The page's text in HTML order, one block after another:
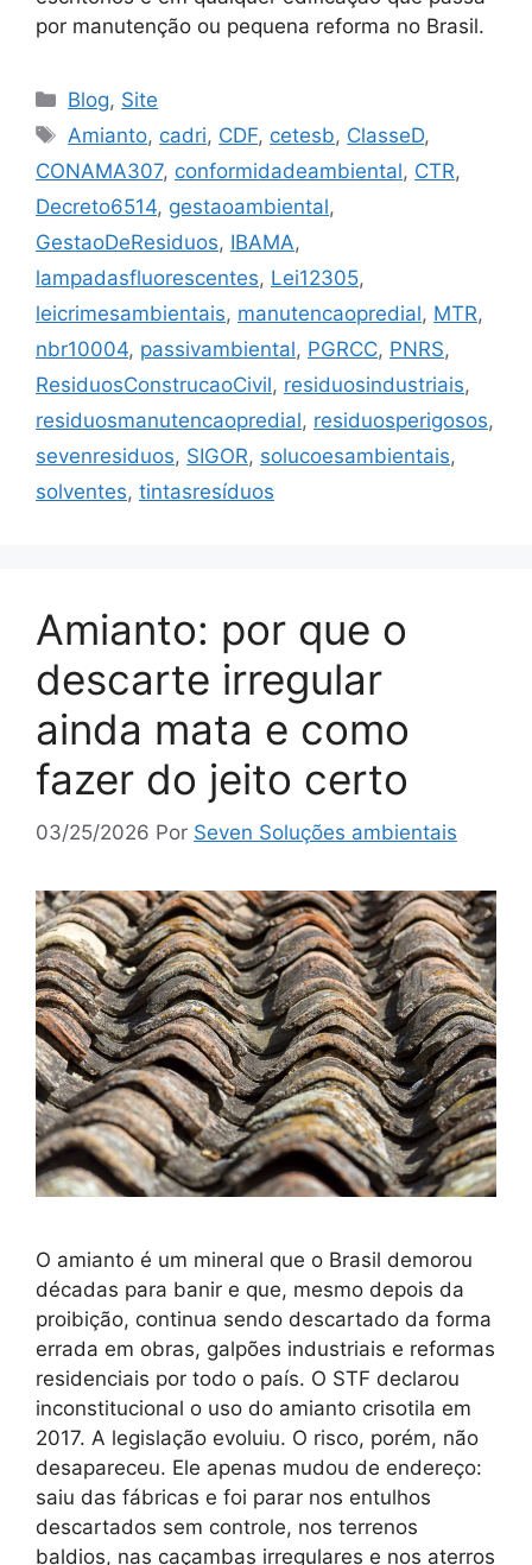
por manutenção ou pequena reforma no Brasil.
Blog, Site
Amianto, cadri, CDF, cetesb, ClasseD,
CONAMA307, conformidadeambiental, CTR,
Decreto6514, gestaoambiental,
GestaoDeResiduos, IBAMA,
lampadasfluorescentes, Lei12305,
leicrimesambientais, manutencaopredial, MTR,
nbr10004, passivambiental, PGRCC, PNRS,
ResiduosConstrucaoCivil, residuosindustriais,
residuosmanutencaopredial, residuosperigosos,
sevenresiduos, SIGOR, solucoesambientais,
solventes, tintasresíduos
Amianto: por que o
descarte irregular
ainda mata e como
fazer do jeito certo
03/25/2026 Por Seven Soluções ambientais
O amianto é um mineral que o Brasil demorou
décadas para banir e que, mesmo depois da
proibição, continua sendo descartado da forma
errada em obras, galpões industriais e reformas
residenciais por todo o país. O STF declarou
inconstitucional o uso do amianto crisotila em
2017. A legislação evoluiu. O risco, porém, não
desapareceu. Ele apenas mudou de endereço:
saiu das fábricas e foi parar nos entulhos
descartados sem controle, nos terrenos
baldios, nas caçambas irregulares e nos aterros